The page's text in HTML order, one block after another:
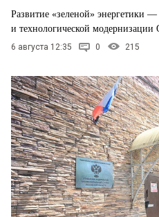
Развитие «зеленой» энергетики
и технологической
6 августа 12:35 0 215